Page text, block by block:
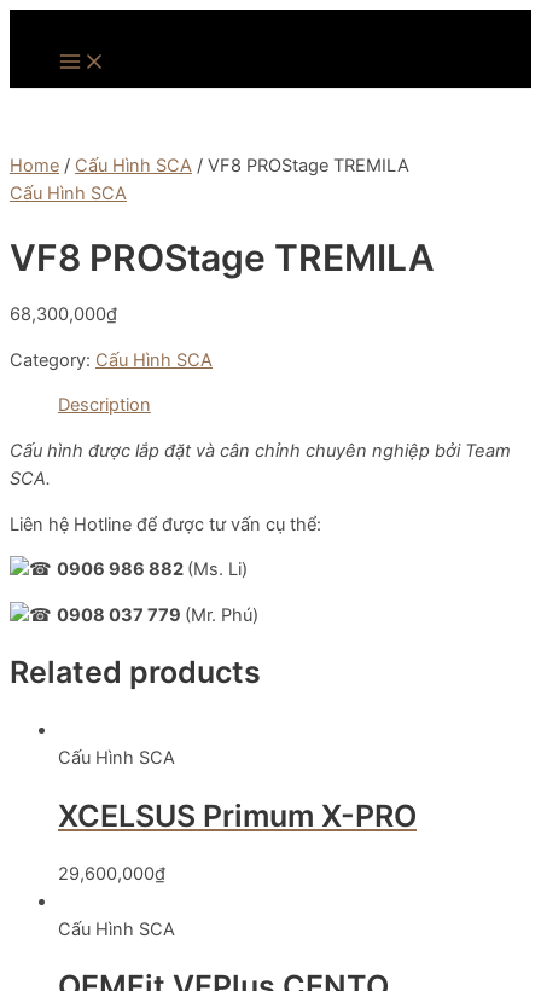
Main
Menu
Home / Cấu Hình SCA / VF8 PROStage TREMILA
Cấu Hình SCA
VF8 PROStage TREMILA
68,300,000₫
Category: Cấu Hình SCA
Description
Cấu hình được lắp đặt và cân chỉnh chuyên nghiệp bởi Team
SCA.
Liên hệ Hotline để được tư vấn cụ thể:
0906 986 882 (Ms. Li)
0908 037 779 (Mr. Phú)
Related products
Cấu Hình SCA
XCELSUS Primum X-PRO
29,600,000₫
Cấu Hình SCA